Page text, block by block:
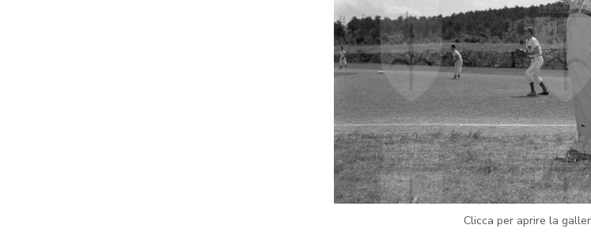
Clicca per aprire la